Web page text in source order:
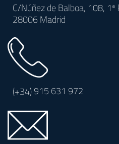
C/Núñez de Balboa, 108,
28006 Madrid
(+34)915 631 972